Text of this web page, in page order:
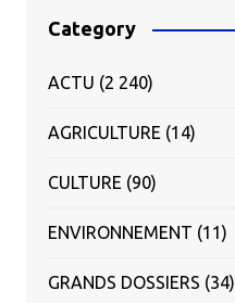
Category
ACTU (2 240)
AGRICULTURE (14)
CULTURE (90)
ENVIRONNEMENT (11)
GRANDS DOSSIERS (34)